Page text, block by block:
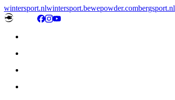
wintersport.nlwintersport.bewepowder.combergsport.nl